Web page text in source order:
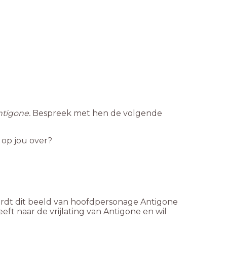
Bespreek met hen de volgende
jou over?
dit beeld van hoofdpersonage Antigone
naar de vrijlating van Antigone en wil